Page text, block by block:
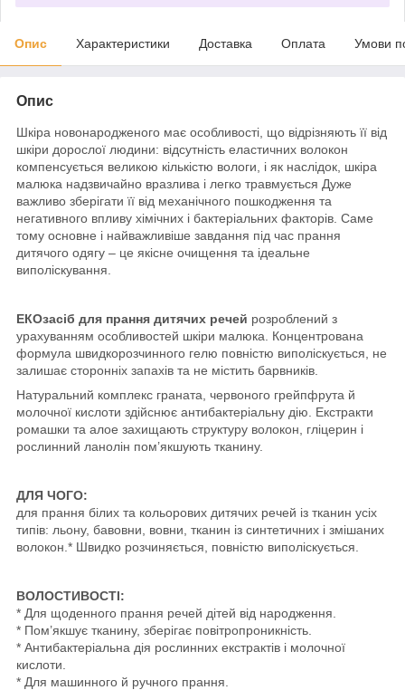
Опис Характеристики Доставка Оплата Умови
Опис
Шкіра новонародженого має особливості, що відрізняють її від
шкіри дорослої людини: відсутність еластичних волокон
компенсується великою кількістю вологи, і як наслідок, шкіра
малюка надзвичайно вразлива і легко травмується Дуже
важливо зберігати її від механічного пошкодження та
негативного впливу хімічних і бактеріальних факторів. Саме
тому основне і найважливіше завдання під час прання
дитячого одягу – це якісне очищення та ідеальне
виполіскування.
ЕКОзасіб для прання дитячих речей розроблений з
урахуванням особливостей шкіри малюка. Концентрована
формула швидкорозчинного гелю повністю виполіскується, не
залишає сторонніх запахів та не містить барвників.
Натуральний комплекс граната, червоного грейпфрута й
молочної кислоти здійснює антибактеріальну дію. Екстракти
ромашки та алое захищають структуру волокон, гліцерин і
рослинний ланолін пом’якшують тканину.
ДЛЯ ЧОГО:
для прання білих та кольорових дитячих речей із тканин усіх
типів: льону, бавовни, вовни, тканин із синтетичних і змішаних
волокон.* Швидко розчиняється, повністю виполіскується.
ВОЛОСТИВОСТІ:
* Для щоденного прання речей дітей від народження.
* Пом’якшує тканину, зберігає повітропроникність.
* Антибактеріальна дія рослинних екстрактів і молочної
кислоти.
* Для машинного й ручного прання.